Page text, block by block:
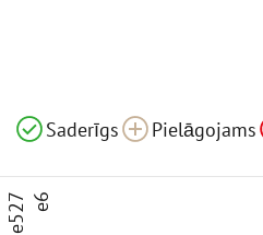
Saderīgs Pielāgojams
e527
Pielāgojams
e6
Pielāgojams